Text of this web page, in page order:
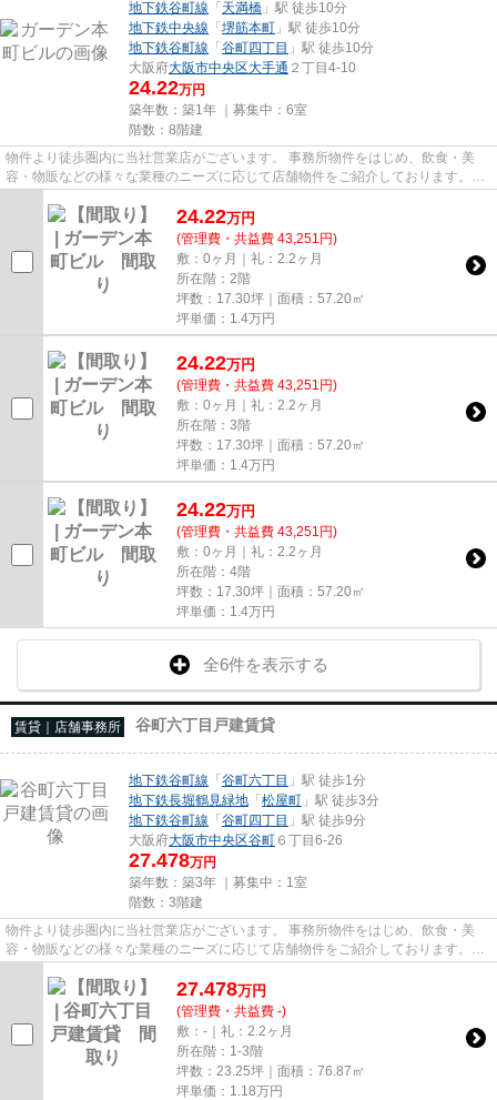
地下鉄谷町線 「天満橋 」駅 徒歩10分
地下鉄中央線 「堺筋本町 」駅 徒歩10分
地下鉄谷町線 「谷町四丁目 」駅 徒歩10分
大阪府大阪市中央区大手通 ２丁目4-10
24.22万円
築年数：築1年 ｜募集中： 6室
階数：8階建
物件より徒歩圏内に当社営業店がございます。 事務所物件をはじめ、飲食・美
容・物販などの様々な業種のニーズに応じて店舗物件をご紹介しております。
尚、弊社ではおとり広告は一切...
24.22万円
(管理費・共益費 43,251円)
敷：0ヶ月｜礼：2.2ヶ月
所在階：2階
坪数：17.30坪｜面積：57.20㎡
坪単価： 1.4万円
24.22万円
(管理費・共益費 43,251円)
敷：0ヶ月｜礼：2.2ヶ月
所在階：3階
坪数：17.30坪｜面積：57.20㎡
坪単価： 1.4万円
24.22万円
(管理費・共益費 43,251円)
敷：0ヶ月｜礼：2.2ヶ月
所在階：4階
坪数：17.30坪｜面積：57.20㎡
坪単価： 1.4万円
全6件を表示する
賃貸｜店舗事務所 谷町六丁目戸建賃貸
地下鉄谷町線 「谷町六丁目 」駅 徒歩1分
地下鉄長堀鶴見緑地 「松屋町 」駅 徒歩3分
地下鉄谷町線 「谷町四丁目 」駅 徒歩9分
大阪府大阪市中央区谷町 ６丁目6-26
27.478万円
築年数：築3年 ｜募集中： 1室
階数：3階建
物件より徒歩圏内に当社営業店がございます。 事務所物件をはじめ、飲食・美
容・物販などの様々な業種のニーズに応じて店舗物件をご紹介しております。
尚、弊社ではおとり広告は一切...
27.478万円
(管理費・共益費 -)
敷：-｜礼：2.2ヶ月
所在階：1-3階
坪数：23.25坪｜面積：76.87㎡
坪単価： 1.18万円